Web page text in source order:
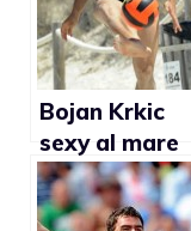
Bojan Krkic
sexy al mare
(foto)